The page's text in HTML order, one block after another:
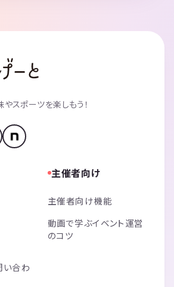
スポーツを楽しもう！
い合わ
主催者向け
主催者向け機能
動画で学ぶイベント運営
のコツ